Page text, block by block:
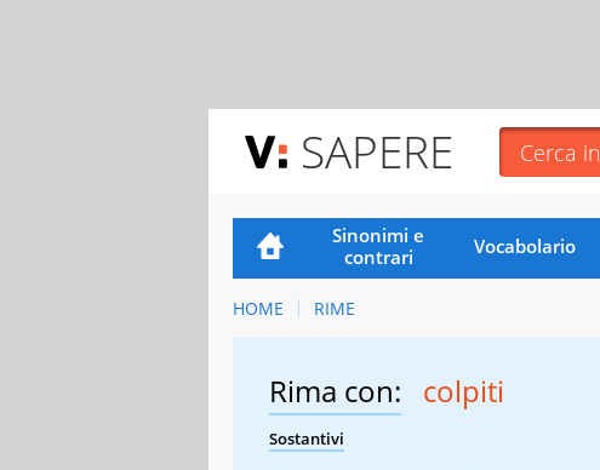
SAPERE
Sinonimi e
contrari
Vocabolario
HOME RIME
Rima con: colpiti
Sostantivi